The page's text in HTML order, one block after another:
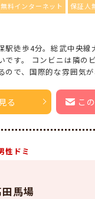
無料インターネット 保証人
駅徒歩4分。総武中央線
です。 コンビニは隣の
で、国際的な雰囲気が
る こ
性ドミ
馬場